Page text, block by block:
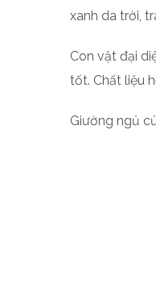
xanh da trời,
Con vật đại
tốt. Chất liệu
Giường ngủ